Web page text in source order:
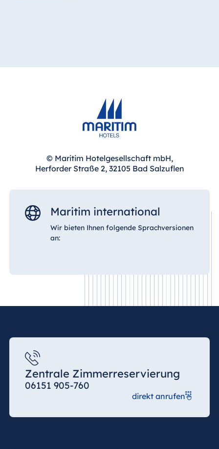
© Maritim Hotelgesellschaft mbH,
Herforder Straße 2, 32105 Bad Salzuflen
Maritim international
Wir bieten Ihnen folgende Sprachversionen
an:
Zentrale Zimmerreservierung
06151 905-760
direkt anrufen